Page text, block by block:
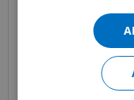
gewend
Voor